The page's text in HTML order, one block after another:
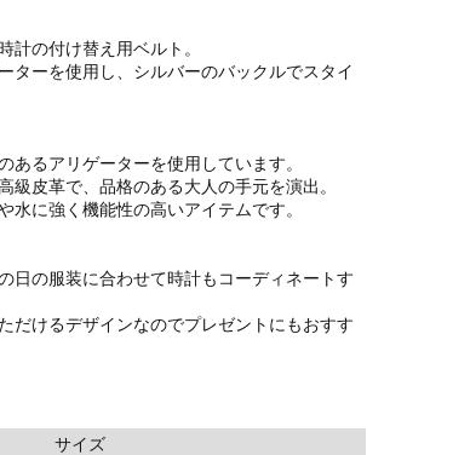
計の付け替え用ベルト。
ターを使用し、シルバーのバックルでスタイ
あるアリゲーターを使用しています。
級皮革で、品格のある大人の手元を演出。
水に強く機能性の高いアイテムです。
日の服装に合わせて時計もコーディネートす
だけるデザインなのでプレゼントにもおすす
サイズ